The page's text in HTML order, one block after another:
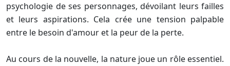
psychologie de ses personnages, dévoilant leurs failles
et leurs aspirations. Cela crée une tension palpable
entre le besoin d'amour et la peur de la perte.
Au cours de la nouvelle, la nature joue un rôle essentiel.